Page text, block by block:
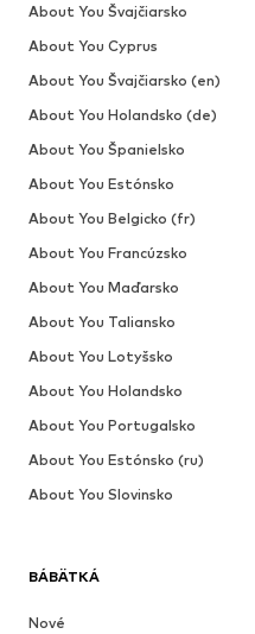
BÁBÄTKÁ
Nové
About You Švajčiarsko
About You Cyprus
About You Švajčiarsko (en)
About You Holandsko (de)
About You Španielsko
About You Estónsko
About You Belgicko (fr)
About You Francúzsko
About You Maďarsko
About You Taliansko
About You Lotyšsko
About You Holandsko
About You Portugalsko
About You Estónsko (ru)
About You Slovinsko